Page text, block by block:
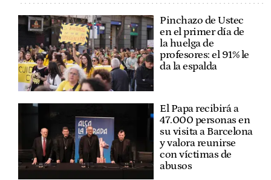
Pinchazo de Ustec
en el primer día de
la huelga de
profesores: el 91% le
da la espalda
El Papa recibirá a
47.000 personas en
su visita a Barcelona
y valora reunirse
con víctimas de
abusos